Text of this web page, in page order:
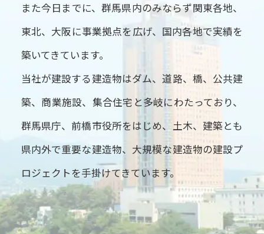
また今日までに、群馬県内のみならず関東各地、
東北、大阪に事業拠点を広げ、国内各地で実績を
築いてきています。
当社が建設する建造物はダム、道路、橋、公共建
築、商業施設、集合住宅と多岐にわたっており、
群馬県庁、前橋市役所をはじめ、土木、建築とも
県内外で重要な建造物、大規模な建造物の建設プ
ロジェクトを手掛けてきています。